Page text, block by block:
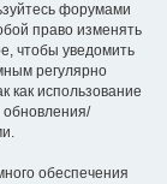
форумами
право изменять
чтобы уведомить
регулярно
как использование
обновления/
обеспечения